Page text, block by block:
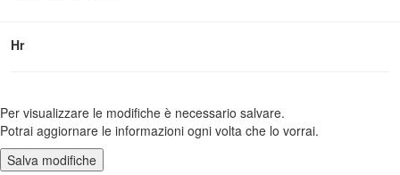
Hr
Per visualizzare le modifiche è necessario salvare.
Potrai aggiornare le informazioni ogni volta che lo vorrai.